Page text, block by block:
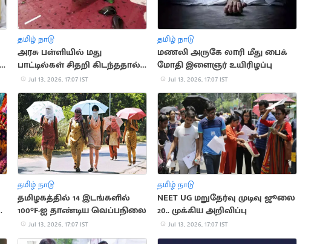
தமிழ் நாடு
அரசு பள்ளியில் மது
பாட்டில்கள் சிதறி கிடந்ததால்
அதிர்ச்சி
Jul 13, 2026, 17:07 IST
தமிழ் நாடு
மணலி அருகே லாரி மீது பைக்
மோதி இளைஞர் உயிரிழப்பு
Jul 13, 2026, 17:07 IST
தமிழ் நாடு
தமிழகத்தில் 14 இடங்களில்
100°F-ஐ தாண்டிய வெப்பநிலை
Jul 13, 2026, 17:07 IST
தமிழ் நாடு
NEET UG மறுதேர்வு முடிவு ஜூலை
20.. முக்கிய அறிவிப்பு
Jul 13, 2026, 17:07 IST